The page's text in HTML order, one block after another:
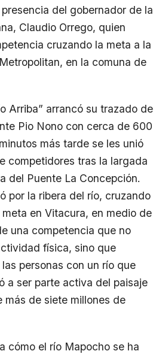
del gobernador de la
Claudio Orrego, quien
cruzando la meta a la
en la comuna de
Arriba” arrancó su trazado de
Pio Nono con cerca de 600
más tarde se les unió
competidores tras la largada
del Puente La Concepción.
por la ribera del río, cruzando
en Vitacura, en medio de
una competencia que no
física, sino que
personas con un río que
a ser parte activa del paisaje
más de siete millones de
cómo el río Mapocho se ha